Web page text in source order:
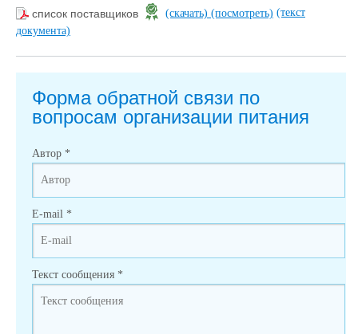
список поставщиков (скачать) (посмотреть) (текст
документа)
Форма обратной связи по
вопросам организации питания
Автор *
E-mail *
Текст сообщения *